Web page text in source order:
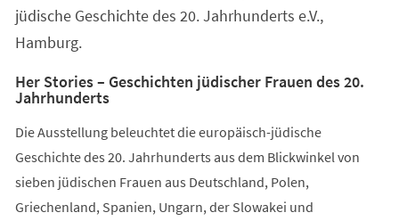
jüdische Geschichte des 20. Jahrhunderts e.V.,
Hamburg.
Her Stories – Geschichten jüdischer Frauen des 20.
Jahrhunderts
Die Ausstellung beleuchtet die europäisch-jüdische
Geschichte des 20. Jahrhunderts aus dem Blickwinkel von
sieben jüdischen Frauen aus Deutschland, Polen,
Griechenland, Spanien, Ungarn, der Slowakei und